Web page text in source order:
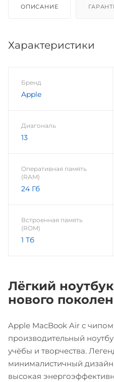
ОПИСАНИЕ
Лёгкий
нового
Apple MacBook Air с
производительный
учёбы и творчества.
минималистичный дизайн
высокая
Характеристики
Бренд
Apple
Диагональ
13
Оперативная память
(RAM)
24 Гб
Встроенная память
(ROM)
1 Тб